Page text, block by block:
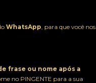
WhatsApp, para que você nos
frase ou nome após a
no PINGENTE para a sua